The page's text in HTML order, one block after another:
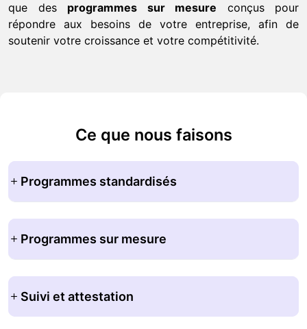
que des programmes sur mesure conçus pour
répondre aux besoins de votre entreprise, afin de
soutenir votre croissance et votre compétitivité.
Ce que nous faisons
Programmes standardisés
Programmes sur mesure
Suivi et attestation